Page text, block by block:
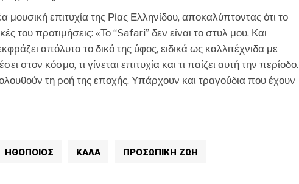
επιτυχία της Ρίας Ελληνίδου, αποκαλύπτοντας ότι το
του προτιμήσεις: «Το “Safari” δεν είναι το στυλ μου. Και
απόλυτα το δικό της ύφος, ειδικά ως καλλιτέχνιδα με
στον κόσμο, τι γίνεται επιτυχία και τι παίζει αυτή την περίοδο.
τη ροή της εποχής. Υπάρχουν και τραγούδια που έχουν
ΗΘΟΠΟΙΟΣ ΚΑΛΑ ΠΡΟΣΩΠΙΚΗ ΖΩΗ